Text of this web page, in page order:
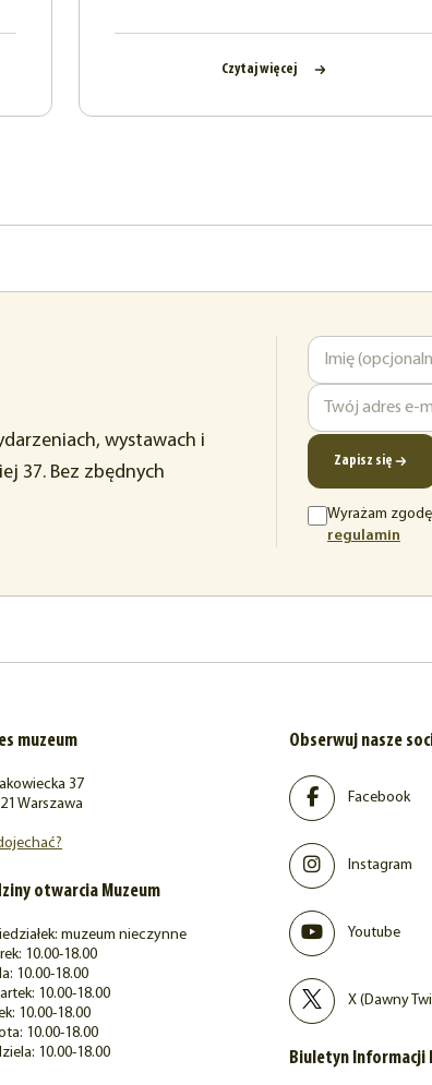
Czytaj więcej
wystawach i
37. Bez zbędnych
Imię
Adres
e-
mail
Zapisz się
Wyrażam
regulamin
muzeum
37
Warszawa
otwarcia Muzeum
muzeum nieczynne
10.00-18.00
10.00-18.00
10.00-18.00
10.00-18.00
10.00-18.00
10.00-18.00
Obserwuj nasze
Facebook
Instagram
Youtube
X (Dawny
Biuletyn Informacji